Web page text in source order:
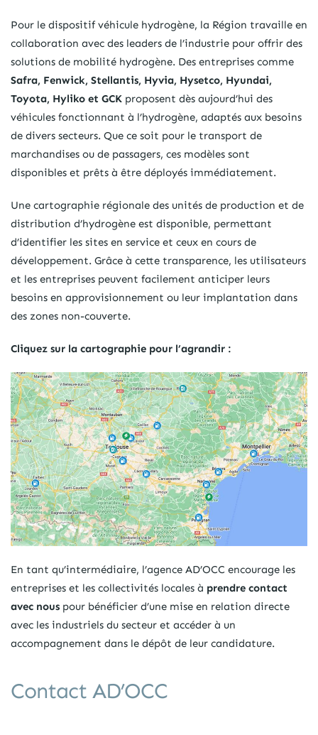
Pour le dispositif véhicule hydrogène, la Région travaille en
collaboration avec des leaders de l’industrie pour offrir des
solutions de mobilité hydrogène. Des entreprises comme
Safra, Fenwick, Stellantis, Hyvia, Hysetco, Hyundai,
Toyota, Hyliko et GCK proposent dès aujourd’hui des
véhicules fonctionnant à l’hydrogène, adaptés aux besoins
de divers secteurs. Que ce soit pour le transport de
marchandises ou de passagers, ces modèles sont
disponibles et prêts à être déployés immédiatement.
Une cartographie régionale des unités de production et de
distribution d’hydrogène est disponible, permettant
d’identifier les sites en service et ceux en cours de
développement. Grâce à cette transparence, les utilisateurs
et les entreprises peuvent facilement anticiper leurs
besoins en approvisionnement ou leur implantation dans
des zones non-couverte.
Cliquez sur la cartographie pour l’agrandir :
En tant qu’intermédiaire, l’agence AD’OCC encourage les
entreprises et les collectivités locales à prendre contact
avec nous pour bénéficier d’une mise en relation directe
avec les industriels du secteur et accéder à un
accompagnement dans le dépôt de leur candidature.
Contact AD’OCC